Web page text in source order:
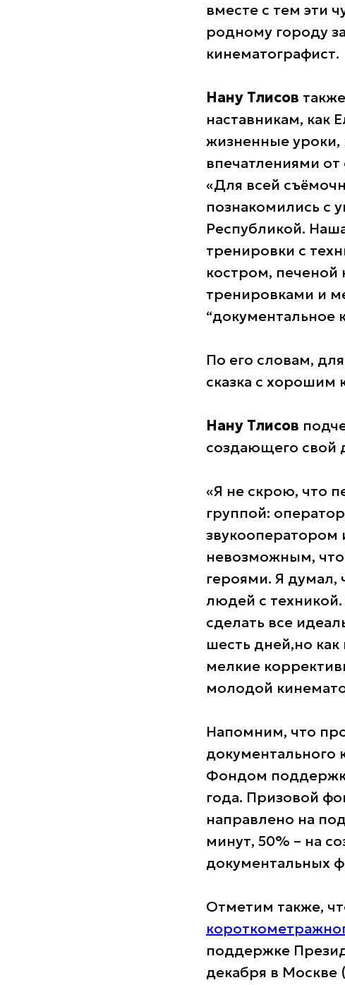
вместе с тем эти
родному городу
кинематографист.
Нану Тлисов
наставникам,
жизненные уроки,
впечатлениями
«Для всей
познакомились с
Республикой.
тренировки с
костром, печеной
тренировками и
“документальное
По его словам,
сказка с
Нану Тлисов
создающего свой
«Я не скрою, что
группой:
звукооператором
невозможным, что
героями. Я думал,
людей с
сделать все
шесть дней,но как
мелкие
молодой
Напомним, что
документального
Фондом
года. Призовой
направлено на
минут, 50% – на
документальных
Отметим также,
поддержке
декабря в Москве